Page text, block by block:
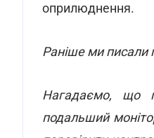
оприлюднення.
Раніше ми писали
Нагадаємо, що
подальший